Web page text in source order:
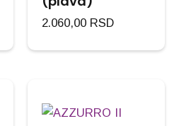
2.060,00 RSD